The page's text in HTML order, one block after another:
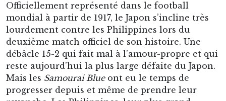
Officiellement représenté dans le football
mondial à partir de 1917, le Japon s’incline très
lourdement contre les Philippines lors du
deuxième match officiel de son histoire. Une
débâcle 15-2 qui fait mal à l’amour-propre et qui
reste aujourd’hui la plus large défaite du Japon.
Mais les Samourai Blueont eu le temps de
progresser depuis et même de prendre leur